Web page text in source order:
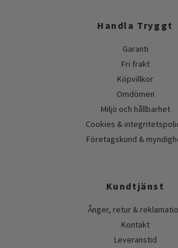
Handla Tryggt
Garanti
Fri frakt
Köpvillkor
Omdömen
Miljö och hållbarhet
Cookies &
Företagskund &
Kundtjänst
Ånger, retur &
Kontakt
Leveranstid